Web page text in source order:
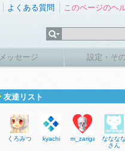
よくある質問 このページのヘ
メッセージ 設定・そ
友達リスト
くろみつ kyachi m_zarigani
なななな
さん